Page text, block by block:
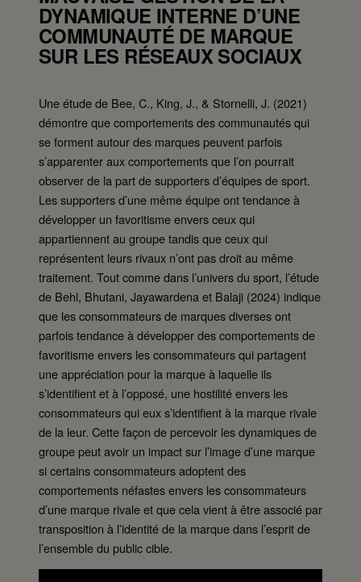
DYNAMIQUE INTERNE D’UNE
COMMUNAUTÉ DE MARQUE
SUR LES RÉSEAUX SOCIAUX
Une étude de Bee, C., King, J., & Stornelli, J. (2021)
démontre que comportements des communautés qui
se forment autour des marques peuvent parfois
s’apparenter aux comportements que l’on pourrait
observer de la part de supporters d’équipes de sport.
Les supporters d’une même équipe ont tendance à
développer un favoritisme envers ceux qui
appartiennent au groupe tandis que ceux qui
représentent leurs rivaux n’ont pas droit au même
traitement. Tout comme dans l’univers du sport, l’étude
de Behl, Bhutani, Jayawardena et Balaji (2024) indique
que les consommateurs de marques diverses ont
parfois tendance à développer des comportements de
favoritisme envers les consommateurs qui partagent
une appréciation pour la marque à laquelle ils
s’identifient et à l’opposé, une hostilité envers les
consommateurs qui eux s’identifient à la marque rivale
de la leur. Cette façon de percevoir les dynamiques de
groupe peut avoir un impact sur l’image d’une marque
si certains consommateurs adoptent des
comportements néfastes envers les consommateurs
d’une marque rivale et que cela vient à être associé par
transposition à l’identité de la marque dans l’esprit de
l’ensemble du public cible.